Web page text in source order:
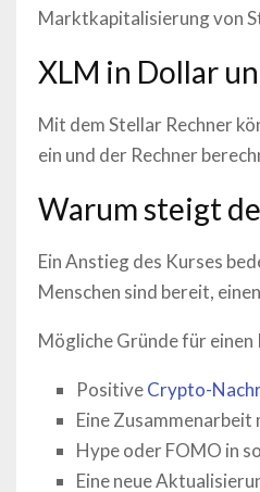
Marktkapitalisierung von
XLM in Dollar
Mit demStellar Rechner
ein und der Rechner
Warum steigt
Ein Anstieg des Kurses
Menschen sind bereit,
Mögliche Gründe für einen
PositiveCrypto-
Eine
Hype oder FOMO in
Eine neue